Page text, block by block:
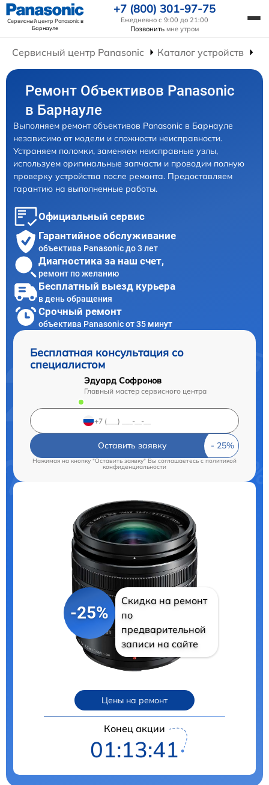
Сервисный центр Panasonicв
Барнауле
+7 (800) 301-97-75
Ежедневно с 9:00 до 21:00
Позвонить мне утром
Сервисный центр Panasonic Каталог устройств
Ремонт Объективов Panasonic
в Барнауле
Выполняем ремонт объективов Panasonic в Барнауле
независимо от модели и сложности неисправности.
Устраняем поломки, заменяем неисправные узлы,
используем оригинальные запчасти и проводим полную
проверку устройства после ремонта. Предоставляем
гарантию на выполненные работы.
Официальный сервис
Гарантийное обслуживание
объектива Panasonic до 3 лет
Диагностика за наш счет,
ремонт по желанию
Бесплатный выезд курьера
в день обращения
Срочный ремонт
объектива Panasonic от 35 минут
Бесплатная консультация со
специалистом
Эдуард Софронов
Главный мастер сервисного центра
Оставить заявку
Нажимая на кнопку "Оставить заявку" Вы соглашаетесь cполитикой
конфиденциальности
-25%
Скидка на ремонт
по
предварительной
записи на сайте
Цены на ремонт
Конец акции
01:13:40